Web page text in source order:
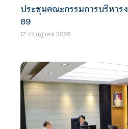
ประชุมคณะกรรมการบริหาร
89
17 กรกฎาคม 2026